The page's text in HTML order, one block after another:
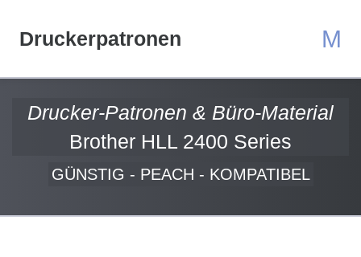
Druckerpatronen M
Drucker-Patronen & Büro-Material
Brother HLL 2400 Series
GÜNSTIG - PEACH - KOMPATIBEL